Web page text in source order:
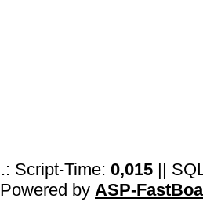
.: Script-Time: 0,015 ||
Powered by ASP-